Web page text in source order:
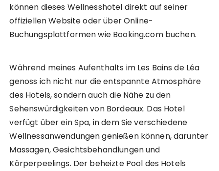
können dieses Wellnesshotel direkt auf seiner
offiziellen Website oder über Online-
Buchungsplattformen wie Booking.com buchen.
Während meines Aufenthalts im Les Bains de Léa
genoss ich nicht nur die entspannte Atmosphäre
des Hotels, sondern auch die Nähe zu den
Sehenswürdigkeiten von Bordeaux. Das Hotel
verfügt über ein Spa, in dem Sie verschiedene
Wellnessanwendungen genießen können, darunter
Massagen, Gesichtsbehandlungen und
Körperpeelings. Der beheizte Pool des Hotels